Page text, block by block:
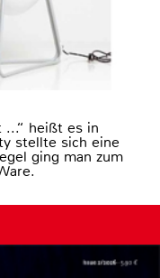
heißt es in
stellte sich eine
ging man zum